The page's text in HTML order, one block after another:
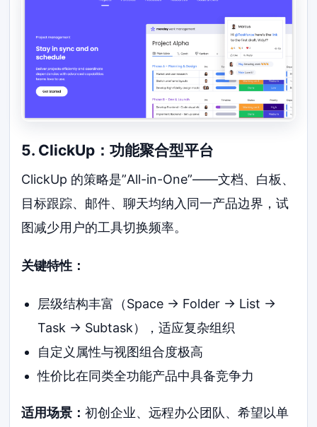
5. ClickUp：功能聚合型平台
ClickUp 的策略是”All-in-One”——文档、白板、
目标跟踪、邮件、聊天均纳入同一产品边界，试
图减少用户的工具切换频率。
关键特性：
层级结构丰富（Space → Folder → List →
Task → Subtask），适应复杂组织
自定义属性与视图组合度极高
性价比在同类全功能产品中具备竞争力
适用场景：初创企业、远程办公团队、希望以单